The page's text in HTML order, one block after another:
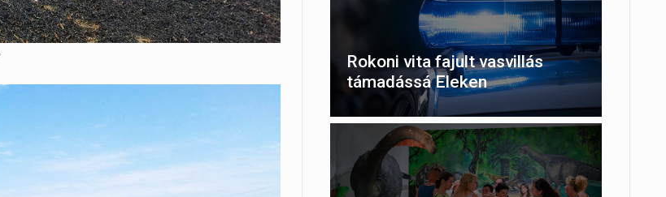
Rokoni vita fajult vasvillás
támadássá Eleken